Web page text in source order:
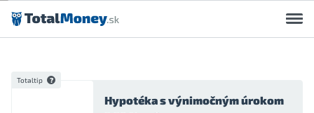
Preskočiť na obsah
Totaltip
Hypotéka s výnimočným úrokom